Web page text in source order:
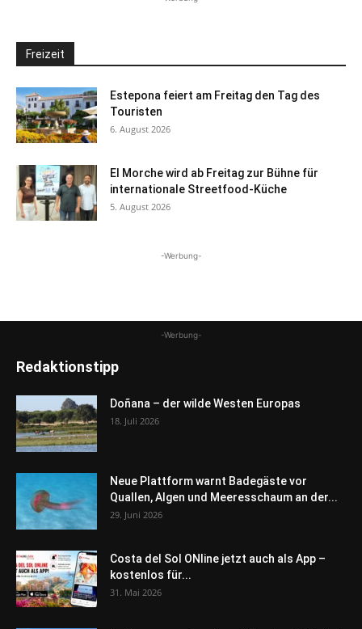
Freizeit
Estepona feiert am Freitag den Tag des
Touristen
6. August 2026
El Morche wird ab Freitag zur Bühne für
internationale Streetfood-Küche
5. August 2026
-Werbung-
-Werbung-
Redaktionstipp
Doñana – der wilde Westen Europas
18. Juli 2026
Neue Plattform warnt Badegäste vor
Quallen, Algen und Meeresschaum an der...
29. Juni 2026
Costa del Sol ONline jetzt auch als App –
kostenlos für...
31. Mai 2026